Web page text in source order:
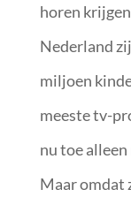
horen
Nederland
miljoen
meeste tv-
nu toe
Maar omdat